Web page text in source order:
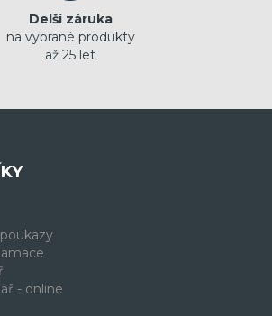
Delší záruka
na vybrané produkty
až 25 let
- online